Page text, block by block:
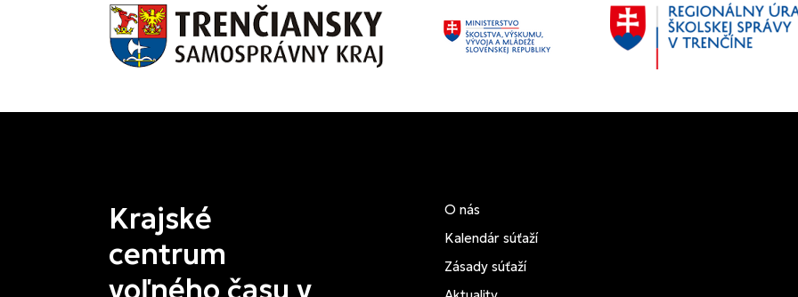
Krajské
centrum
O nás
Kalendár súťaží
Zásady súťaží